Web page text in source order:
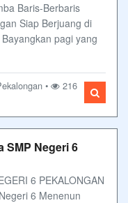
Baris-Berbaris
Siap Berjuang di
pagi yang
•
216
SMP Negeri 6
6 PEKALONGAN
6 Menenun